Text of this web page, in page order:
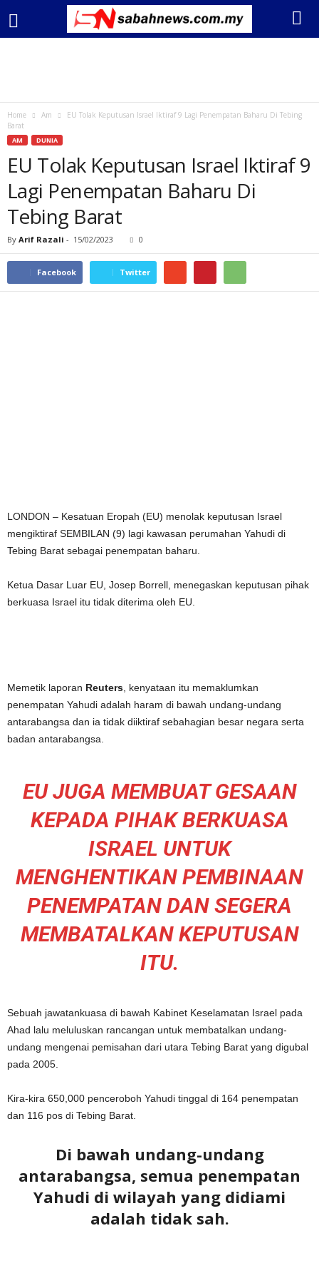
Home Am
EU Tolak Keputusan Israel Iktiraf 9 Lagi Penempatan Baharu Di Tebing
Barat
AM DUNIA
EU Tolak Keputusan Israel Iktiraf 9
Lagi Penempatan Baharu Di
Tebing Barat
By Arif Razali - 15/02/2023 0
Facebook Twitter
LONDON – Kesatuan Eropah (EU) menolak keputusan Israel
mengiktiraf SEMBILAN (9) lagi kawasan perumahan Yahudi di
Tebing Barat sebagai penempatan baharu.
Ketua Dasar Luar EU, Josep Borrell, menegaskan keputusan pihak
berkuasa Israel itu tidak diterima oleh EU.
Memetik laporan Reuters , kenyataan itu memaklumkan
penempatan Yahudi adalah haram di bawah undang-undang
antarabangsa dan ia tidak diiktiraf sebahagian besar negara serta
badan antarabangsa.
EU JUGA MEMBUAT GESAAN
KEPADA PIHAK BERKUASA
ISRAEL UNTUK
MENGHENTIKAN PEMBINAAN
PENEMPATAN DAN SEGERA
MEMBATALKAN KEPUTUSAN
ITU.
Sebuah jawatankuasa di bawah Kabinet Keselamatan Israel pada
Ahad lalu meluluskan rancangan untuk membatalkan undang-
undang mengenai pemisahan dari utara Tebing Barat yang digubal
pada 2005.
Kira-kira 650,000 penceroboh Yahudi tinggal di 164 penempatan
dan 116 pos di Tebing Barat.
Di bawah undang-undang
antarabangsa, semua penempatan
Yahudi di wilayah yang didiami
adalah tidak sah.